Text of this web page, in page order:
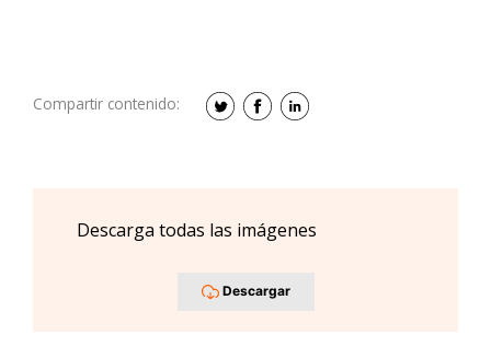
Compartir contenido:
Descarga todas las imágenes
Descargar